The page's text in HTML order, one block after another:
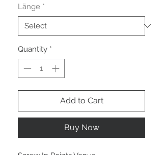
Länge *
Quantity *
Add to Cart
Buy Now